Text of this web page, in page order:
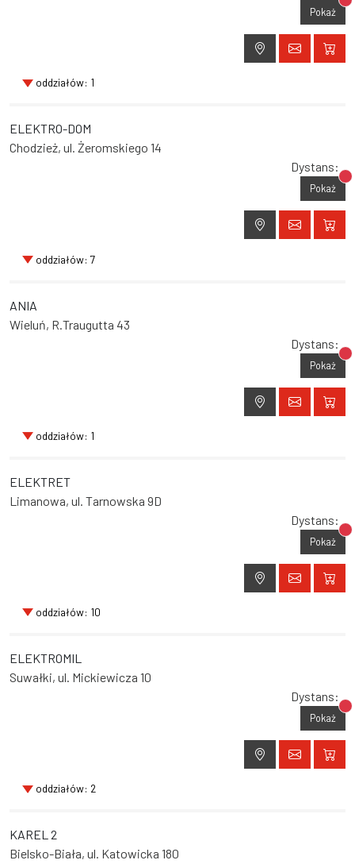
Pokaż
oddziałów: 1
ELEKTRO-DOM
Chodzież, ul. Żeromskiego 14
Dystans:
Pokaż
oddziałów: 7
ANIA
Wieluń, R.Traugutta 43
Dystans:
Pokaż
oddziałów: 1
ELEKTRET
Limanowa, ul. Tarnowska 9D
Dystans:
Pokaż
oddziałów: 10
ELEKTROMIL
Suwałki, ul. Mickiewicza 10
Dystans:
Pokaż
oddziałów: 2
KAREL 2
Bielsko-Biała, ul. Katowicka 180